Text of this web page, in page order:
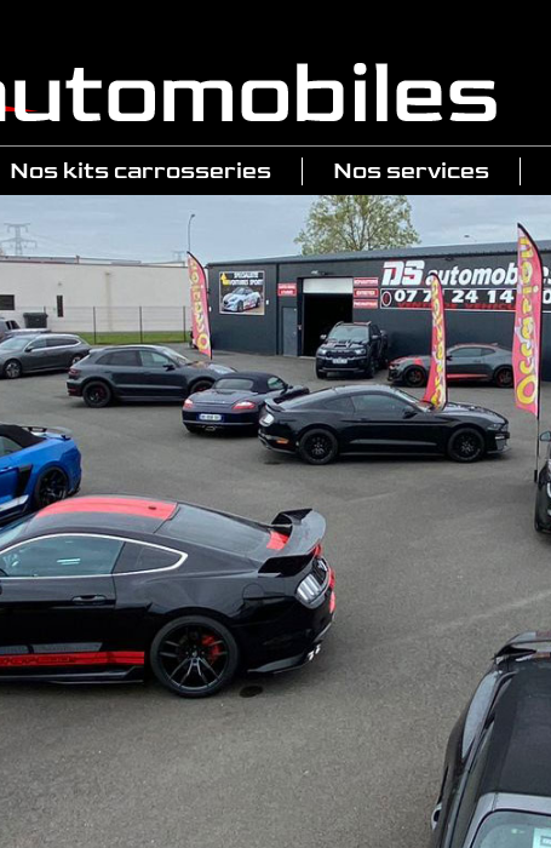
Nos kits carrosseries
Raptor Performance
Mega Raptor
Shelby GT 500
Nos services